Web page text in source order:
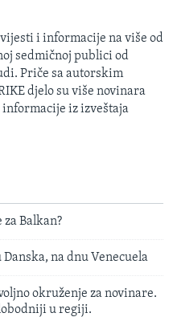
i informacije na više od
sedmičnoj publici od
Priče sa autorskim
djelo su više novinara
informacije iz izveštaja
Balkan?
na dnu Venecuela
okruženje za novinare.
u regiji.